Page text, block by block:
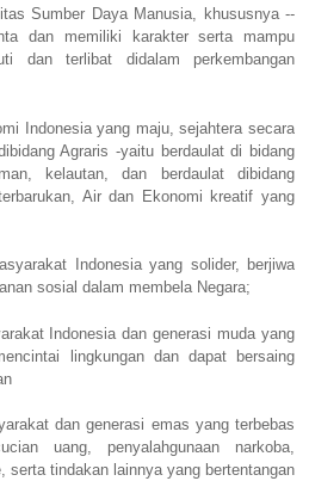
Sumber Daya Manusia, khususnya --
dan memiliki karakter serta mampu
dan terlibat didalam perkembangan
Indonesia yang maju, sejahtera secara
Agraris -yaitu berdaulat di bidang
kelautan, dan berdaulat dibidang
Air dan Ekonomi kreatif yang
Indonesia yang solider, berjiwa
sosial dalam membela Negara;
Indonesia dan generasi muda yang
lingkungan dan dapat bersaing
dan generasi emas yang terbebas
uang, penyalahgunaan narkoba,
serta tindakan lainnya yang bertentangan